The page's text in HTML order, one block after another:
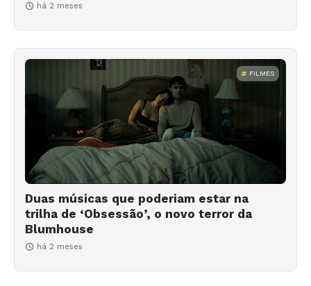
há 2 meses
FILMES
Duas músicas que poderiam estar na
trilha de ‘Obsessão’, o novo terror da
Blumhouse
há 2 meses